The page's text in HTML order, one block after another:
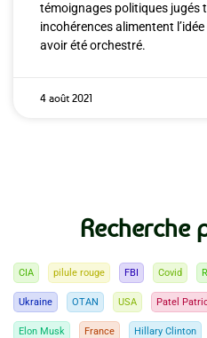
témoignages politiques jugés
incohérences alimentent
avoir été orchestré.
4 août 2021
Recherche
CIA pilule rouge FBI Covid
Ukraine OTAN USA Patel
Elon Musk France Hillary Clinton